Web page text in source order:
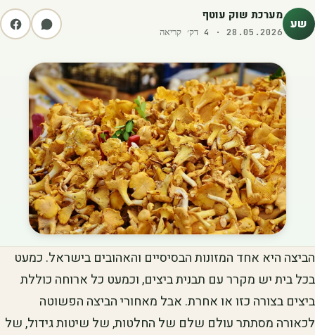
שע מערכת שוק עוטף
28.05.2026
·
4 דק׳ קריאה
הביצה היא אחד המזונות הבסיסיים והאהובים בישראל. כמעט
בכל בית יש מקרר עם תבנית ביצים, וכמעט כל ארוחה כוללת
ביצים בצורה כזו או אחרת. אבל מאחורי הביצה הפשוטה
לכאורה מסתתר עולם שלם של החלטות, של שיטות גידול, של